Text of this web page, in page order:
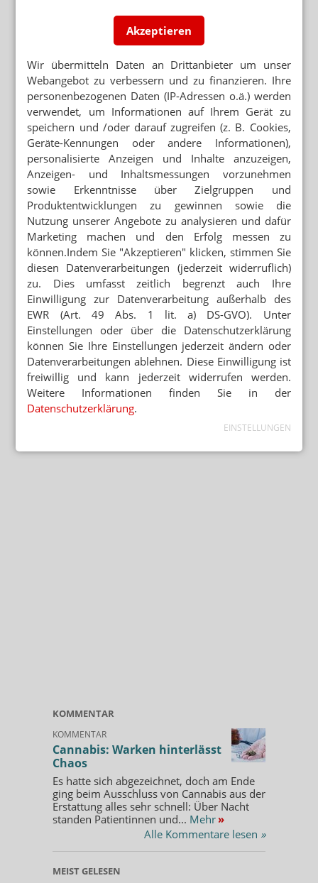
Akzeptieren
Wir übermitteln Daten an Drittanbieter um unser
Webangebot zu verbessern und zu finanzieren. Ihre
personenbezogenen Daten (IP-Adressen o.ä.) werden
verwendet, um Informationen auf Ihrem Gerät zu
speichern und /oder darauf zugreifen (z. B. Cookies,
Geräte-Kennungen oder andere Informationen),
personalisierte Anzeigen und Inhalte anzuzeigen,
Anzeigen- und Inhaltsmessungen vorzunehmen
sowie Erkenntnisse über Zielgruppen und
Produktentwicklungen zu gewinnen sowie die
Nutzung unserer Angebote zu analysieren und dafür
Marketing machen und den Erfolg messen zu
können.Indem Sie "Akzeptieren" klicken, stimmen Sie
diesen Datenverarbeitungen (jederzeit widerruflich)
zu. Dies umfasst zeitlich begrenzt auch Ihre
Einwilligung zur Datenverarbeitung außerhalb des
EWR (Art. 49 Abs. 1 lit. a) DS-GVO). Unter
Einstellungen oder über die Datenschutzerklärung
können Sie Ihre Einstellungen jederzeit ändern oder
Datenverarbeitungen ablehnen. Diese Einwilligung ist
freiwillig und kann jederzeit widerrufen werden.
Weitere Informationen finden Sie in der
Datenschutzerklärung.
EINSTELLUNGEN
KOMMENTAR
KOMMENTAR
Cannabis: Warken hinterlässt
Chaos
Es hatte sich abgezeichnet, doch am Ende
ging beim Ausschluss von Cannabis aus der
Erstattung alles sehr schnell: Über Nacht
standen Patientinnen und... Mehr »
Alle Kommentare lesen »
MEIST GELESEN